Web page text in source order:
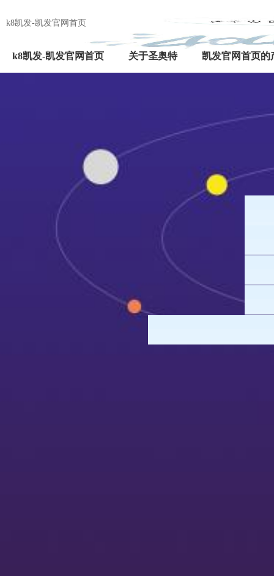
k8凯发-凯发官网首页
k8凯发-凯发官网首页 关于圣奥特 凯发官网首页的